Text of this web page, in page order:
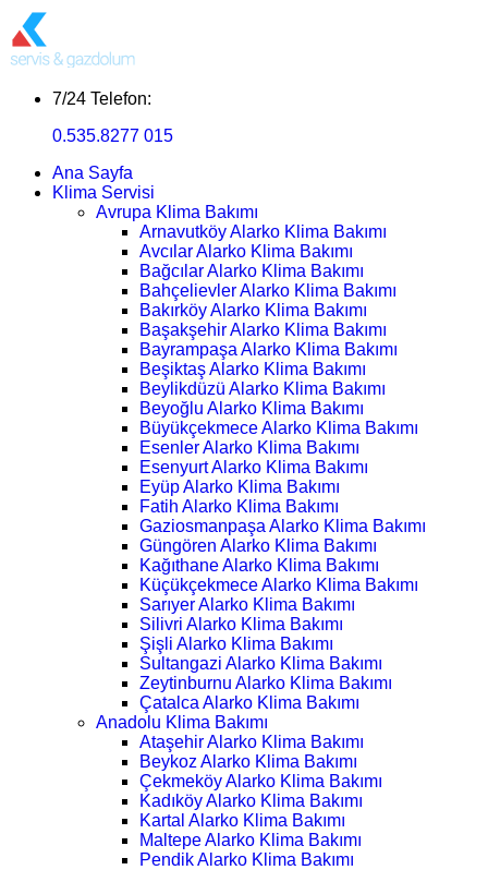
7/24 Telefon:
0.535.8277 015
Ana Sayfa
Klima Servisi
Avrupa Klima Bakımı
Arnavutköy Alarko Klima Bakımı
Avcılar Alarko Klima Bakımı
Bağcılar Alarko Klima Bakımı
Bahçelievler Alarko Klima Bakımı
Bakırköy Alarko Klima Bakımı
Başakşehir Alarko Klima Bakımı
Bayrampaşa Alarko Klima Bakımı
Beşiktaş Alarko Klima Bakımı
Beylikdüzü Alarko Klima Bakımı
Beyoğlu Alarko Klima Bakımı
Büyükçekmece Alarko Klima Bakımı
Esenler Alarko Klima Bakımı
Esenyurt Alarko Klima Bakımı
Eyüp Alarko Klima Bakımı
Fatih Alarko Klima Bakımı
Gaziosmanpaşa Alarko Klima Bakımı
Güngören Alarko Klima Bakımı
Kağıthane Alarko Klima Bakımı
Küçükçekmece Alarko Klima Bakımı
Sarıyer Alarko Klima Bakımı
Silivri Alarko Klima Bakımı
Şişli Alarko Klima Bakımı
Sultangazi Alarko Klima Bakımı
Zeytinburnu Alarko Klima Bakımı
Çatalca Alarko Klima Bakımı
Anadolu Klima Bakımı
Ataşehir Alarko Klima Bakımı
Beykoz Alarko Klima Bakımı
Çekmeköy Alarko Klima Bakımı
Kadıköy Alarko Klima Bakımı
Kartal Alarko Klima Bakımı
Maltepe Alarko Klima Bakımı
Pendik Alarko Klima Bakımı